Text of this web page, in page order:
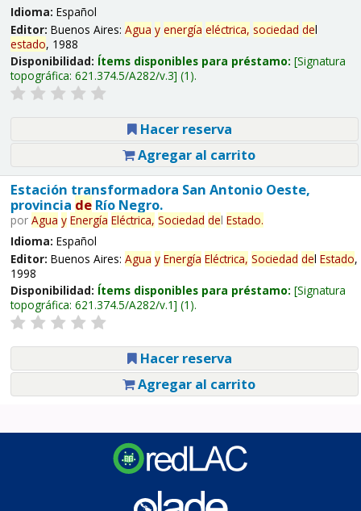
Idioma: Español
Editor: Buenos Aires: Agua y energía eléctrica, sociedad del
estado, 1988
Disponibilidad: Ítems disponibles para préstamo: Signatura
topográfica: 621.374.5/A282/v.3 (1).
Hacer reserva
Agregar al carrito
Estación transformadora San Antonio Oeste,
provincia deRío Negro.
por Agua y Energía Eléctrica, Sociedad del Estado.
Idioma: Español
Editor: Buenos Aires: Agua y Energía Eléctrica, Sociedad del Estado,
1998
Disponibilidad: Ítems disponibles para préstamo: Signatura
topográfica: 621.374.5/A282/v.1 (1).
Hacer reserva
Agregar al carrito